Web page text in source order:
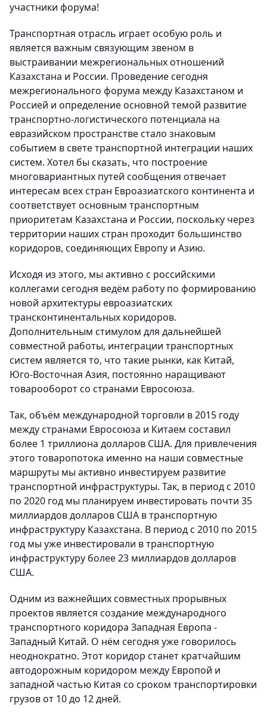
участники форума!
Транспортная отрасль играет особую роль и
является важным связующим звеном в
выстраивании межрегиональных отношений
Казахстана и России. Проведение сегодня
межрегионального форума между Казахстаном и
Россией и определение основной темой развитие
транспортно-логистического потенциала на
евразийском пространстве стало знаковым
событием в свете транспортной интеграции наших
систем. Хотел бы сказать, что построение
многовариантных путей сообщения отвечает
интересам всех стран Евроазиатского континента и
соответствует основным транспортным
приоритетам Казахстана и России, поскольку через
территории наших стран проходит большинство
коридоров, соединяющих Европу и Азию.
Исходя из этого, мы активно с российскими
коллегами сегодня ведём работу по формированию
новой архитектуры евроазиатских
трансконтинентальных коридоров.
Дополнительным стимулом для дальнейшей
совместной работы, интеграции транспортных
систем является то, что такие рынки, как Китай,
Юго-Восточная Азия, постоянно наращивают
товарооборот со странами Евросоюза.
Так, объём международной торговли в 2015 году
между странами Евросоюза и Китаем составил
более 1 триллиона долларов США. Для привлечения
этого товаропотока именно на наши совместные
маршруты мы активно инвестируем развитие
транспортной инфраструктуры. Так, в период с 2010
по 2020 год мы планируем инвестировать почти 35
миллиардов долларов США в транспортную
инфраструктуру Казахстана. В период с 2010 по 2015
год мы уже инвестировали в транспортную
инфраструктуру более 23 миллиардов долларов
США.
Одним из важнейших совместных прорывных
проектов является создание международного
транспортного коридора Западная Европа -
Западный Китай. О нём сегодня уже говорилось
неоднократно. Этот коридор станет кратчайшим
автодорожным коридором между Европой и
западной частью Китая со сроком транспортировки
грузов от 10 до 12 дней.